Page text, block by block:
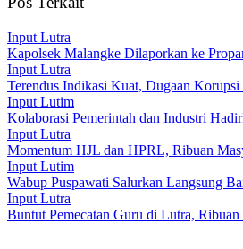
Input Lutra
Kapolsek Malangke Dilaporkan ke
Input Lutra
Terendus Indikasi Kuat, Dugaan
Input Lutim
Kolaborasi Pemerintah dan Industri
Input Lutra
Momentum HJL dan HPRL, Ribuan
Input Lutim
Wabup Puspawati Salurkan Langsung
Input Lutra
Buntut Pemecatan Guru di Lutra,